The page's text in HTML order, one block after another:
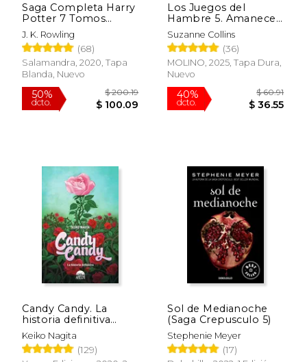
50%
dcto. $ 31.94
15%
dcto.
Saga Completa Harry
Potter 7 Tomos
Estuche
J. K. Rowling
(68)
Salamandra, 2020, Tapa
Blanda, Nuevo
Los Juegos del
Hambre 5. Amanecer
en la cosecha
(Edición Especial,
Cantos Tintados)
Suzanne Collins
(36)
MOLINO, 2025, Tapa Dura,
Nuevo
Candy Candy. La
historia definitiva
(novela)
Keiko Nagita
(129)
Sol de Medianoche
(Saga Crepusculo 5)
Stephenie Meyer
(17)